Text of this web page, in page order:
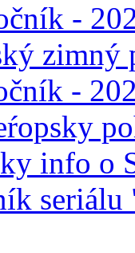
-
zimný
-
info o